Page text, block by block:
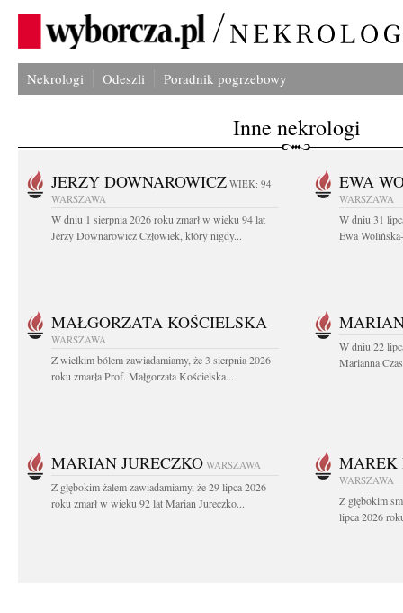
Nekrologi Odeszli Poradnik pogrzebowy
Inne nekrologi
JERZY DOWNAROWICZ WIEK: 94
WARSZAWA
W dniu 1 sierpnia 2026 roku zmarł w wieku 94 lat
Jerzy Downarowicz Człowiek, który nigdy...
EWA
WARSZAWA
W dniu 31
Ewa
MAŁGORZATA KOŚCIELSKA
WARSZAWA
Z wielkim bólem zawiadamiamy, że 3 sierpnia 2026
roku zmarła Prof. Małgorzata Kościelska...
W dniu 22
Marianna
MARIAN JURECZKO WARSZAWA
Z głębokim żalem zawiadamiamy, że 29 lipca 2026
roku zmarł w wieku 92 lat Marian Jureczko...
MAREK
WARSZAWA
Z głębokim
lipca 2026